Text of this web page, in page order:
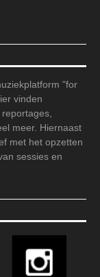
"for
vinden
meer. Hiernaast
met het opzetten
sessies en